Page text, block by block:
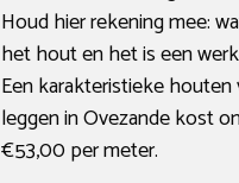
Houd hier rekening mee:
het hout en het is een
Een karakteristieke
leggen in Ovezande kost
€53,00 per meter.